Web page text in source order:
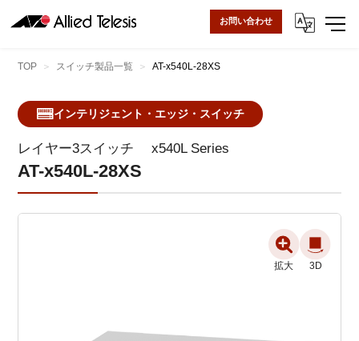
お問い合わせ
TOP スイッチ製品一覧 AT-x540L-28XS
レイヤー3スイッチ x540L Series
AT-x540L-28XS
インテリジェント・エッジ・スイッチ
拡大 3D